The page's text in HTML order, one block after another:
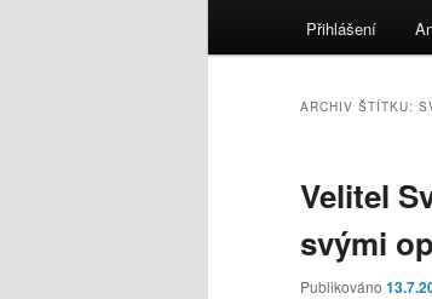
Přihlášení
ARCHIV ŠTÍTKU:
Velitel
svými
Publikováno